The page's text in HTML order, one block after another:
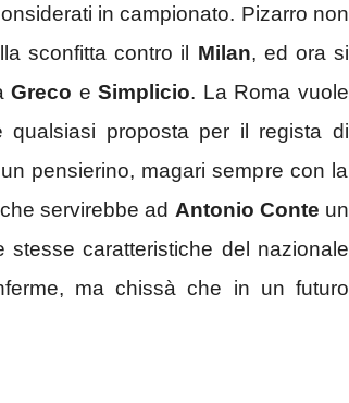
in campionato. Pizarro non
sconfitta contro il Milan, ed ora si
Greco eSimplicio. La Roma vuole
proposta per il regista di
pensierino, magari sempre con la
servirebbe ad Antonio Conte un
stesse caratteristiche del nazionale
ma chissà che in un futuro